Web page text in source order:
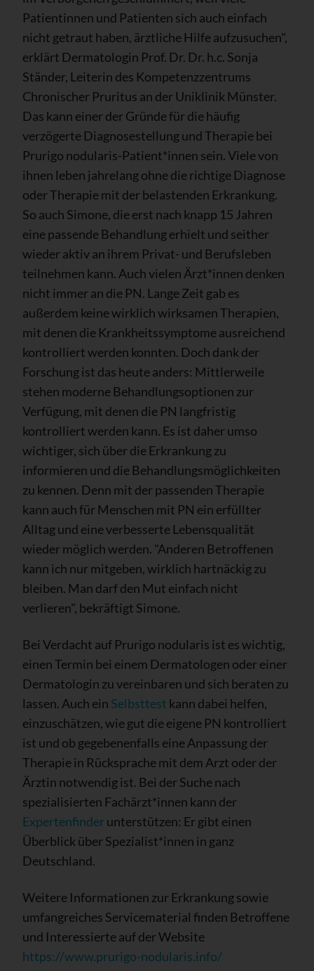
Patientinnen und Patienten sich auch einfach
nicht getraut haben, ärztliche Hilfe aufzusuchen",
erklärt Dermatologin Prof. Dr. Dr. h.c. Sonja
Ständer, Leiterin des Kompetenzzentrums
Chronischer Pruritus an der Uniklinik Münster.
Das kann einer der Gründe für die häufig
verzögerte Diagnosestellung und Therapie bei
Prurigo nodularis-Patient*innen sein. Viele von
ihnen leben jahrelang ohne die richtige Diagnose
oder Therapie mit der belastenden Erkrankung.
So auch Simone, die erst nach knapp 15 Jahren
eine passende Behandlung erhielt und seither
wieder aktiv an ihrem Privat- und Berufsleben
teilnehmen kann. Auch vielen Ärzt*innen denken
nicht immer an die PN. Lange Zeit gab es
außerdem keine wirklich wirksamen Therapien,
mit denen die Krankheitssymptome ausreichend
kontrolliert werden konnten. Doch dank der
Forschung ist das heute anders: Mittlerweile
stehen moderne Behandlungsoptionen zur
Verfügung, mit denen die PN langfristig
kontrolliert werden kann. Es ist daher umso
wichtiger, sich über die Erkrankung zu
informieren und die Behandlungsmöglichkeiten
zu kennen. Denn mit der passenden Therapie
kann auch für Menschen mit PN ein erfüllter
Alltag und eine verbesserte Lebensqualität
wieder möglich werden. "Anderen Betroffenen
kann ich nur mitgeben, wirklich hartnäckig zu
bleiben. Man darf den Mut einfach nicht
verlieren", bekräftigt Simone.
Bei Verdacht auf Prurigo nodularis ist es wichtig,
einen Termin bei einem Dermatologen oder einer
Dermatologin zu vereinbaren und sich beraten zu
lassen. Auch ein Selbsttest kann dabei helfen,
einzuschätzen, wie gut die eigene PN kontrolliert
ist und ob gegebenenfalls eine Anpassung der
Therapie in Rücksprache mit dem Arzt oder der
Ärztin notwendig ist. Bei der Suche nach
spezialisierten Fachärzt*innen kann der
Expertenfinderunterstützen: Er gibt einen
Überblick über Spezialist*innen in ganz
Deutschland.
Weitere Informationen zur Erkrankung sowie
umfangreiches Servicematerial finden Betroffene
und Interessierte auf der Website
https://www.prurigo-nodularis.info/